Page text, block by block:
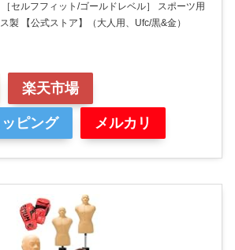
セルフフィット/ゴールドレベル］ スポーツ用
製 【公式ストア】（大人用、Ufc/黒&金）
楽天市場
ピング メルカリ